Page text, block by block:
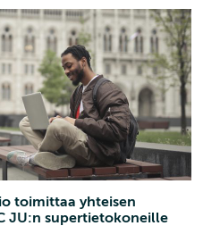
toimittaa yhteisen
JU:n supertietokoneille